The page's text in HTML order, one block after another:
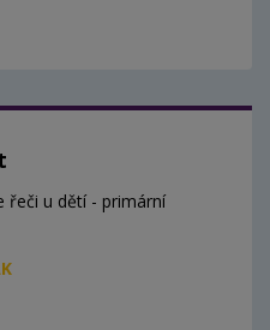
řeči u dětí - primární